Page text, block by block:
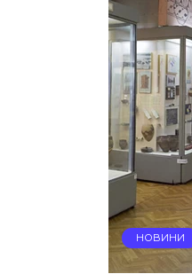
НОВИНИ